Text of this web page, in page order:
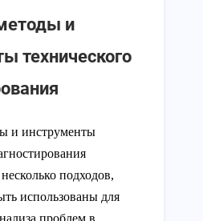
и
технического
и инструменты
подходов,
использованы для
проблем в